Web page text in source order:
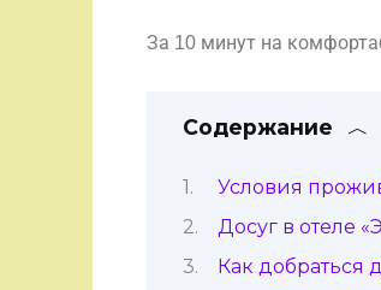
За 10 минут на
Содержание
Условия
Досуг в отеле
Как добраться